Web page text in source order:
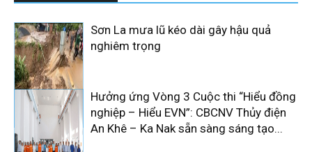
Sơn La mưa lũ kéo dài gây hậu quả
nghiêm trọng
Hưởng ứng Vòng 3 Cuộc thi “Hiểu đồng
nghiệp – Hiểu EVN”: CBCNV Thủy điện
An Khê – Ka Nak sẵn sàng sáng tạo...